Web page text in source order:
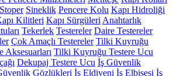
Stoper Sineklik Pencere Kolu Kapı Hidroliği
Kilitleri Kapı Sürgüleri Anahtarlık
Tekerlek Testereler Daire Testereler
Çok Amaçlı Testereler Tilki Kuyruğu
Aksesuarları Tilki Kuyruğu Testere Ucu
Dekupaj Testere Ucu İş Güvenlik
Gözlükleri İş Eldiveni İş Elbisesi İş